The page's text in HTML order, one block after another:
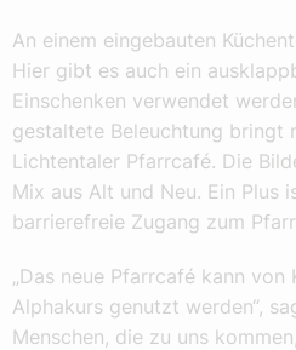
An einem eingebauten
Hier gibt es auch ein
Einschenken verwendet
gestaltete Beleuchtung bringt
Lichtentaler Pfarrcafé. Die
Mix aus Alt und Neu. Ein Plus
barrierefreie Zugang zum
„Das neue Pfarrcafé kann
Alphakurs genutzt werden“,
Menschen, die zu uns